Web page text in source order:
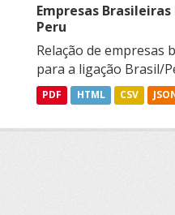
Empresas
Peru
Relação de empresas
para a ligação Brasil/
PDF HTML CSV